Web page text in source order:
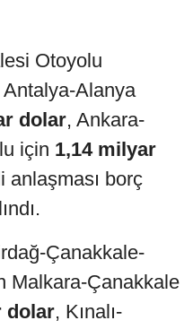
Otoyolu
Antalya-Alanya
dolar, Ankara-
için 1,14 milyar
anlaşması borç
Çanakkale-
Malkara-Çanakkale
dolar, Kınalı-